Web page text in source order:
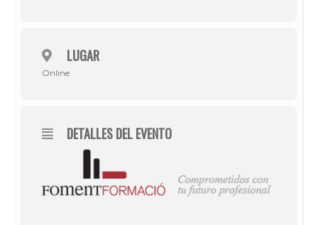
LUGAR
Online
DETALLES DEL EVENTO